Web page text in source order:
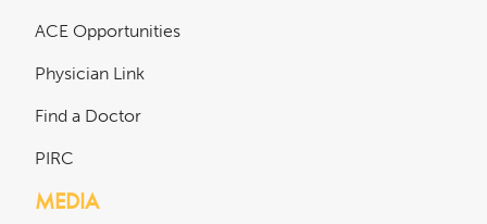
ACE Opportunities
Physician Link
Find a Doctor
PIRC
MEDIA